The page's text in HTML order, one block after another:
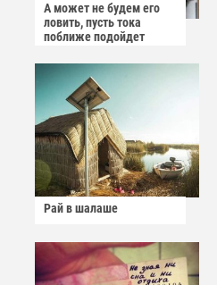
А может не будем его
ловить, пусть тока
поближе подойдет
Рай в шалаше